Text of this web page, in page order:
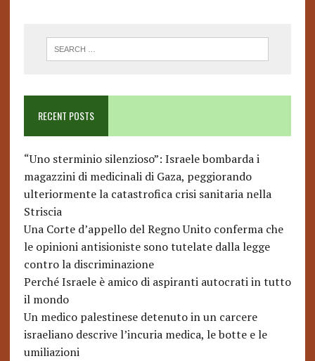
RECENT POSTS
“Uno sterminio silenzioso”: Israele bombarda i
magazzini di medicinali di Gaza, peggiorando
ulteriormente la catastrofica crisi sanitaria nella
Striscia
Una Corte d’appello del Regno Unito conferma che
le opinioni antisioniste sono tutelate dalla legge
contro la discriminazione
Perché Israele è amico di aspiranti autocrati in tutto
il mondo
Un medico palestinese detenuto in un carcere
israeliano descrive l’incuria medica, le botte e le
umiliazioni